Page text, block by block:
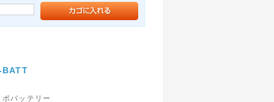
バッテリー